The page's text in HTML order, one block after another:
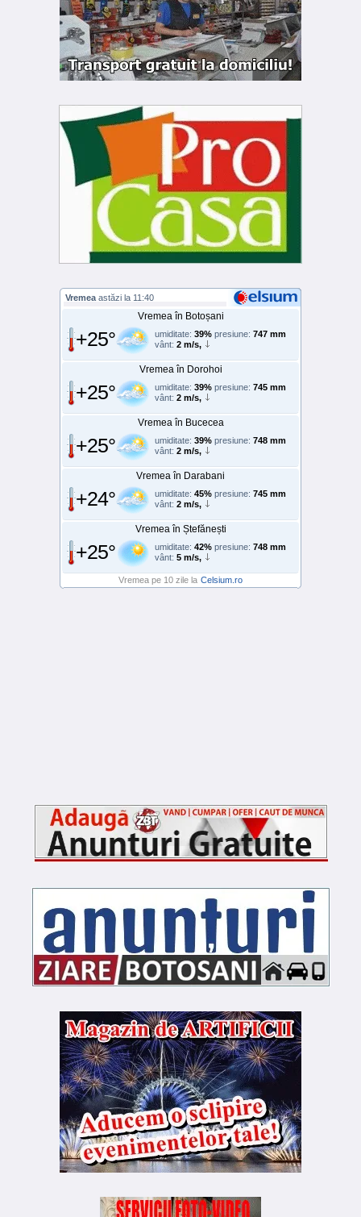
Vremea astăzi la 11:40
Vremea în Botoșani
+25° umiditate: 39% presiune: 747 mm
vânt: 2 m/s,
Vremea în Dorohoi
+25° umiditate: 39% presiune: 745 mm
vânt: 2 m/s,
Vremea în Bucecea
+25° umiditate: 39% presiune: 748 mm
vânt: 2 m/s,
Vremea în Darabani
+24° umiditate: 45% presiune: 745 mm
vânt: 2 m/s,
Vremea în Ștefănești
+25° umiditate: 42% presiune: 748 mm
vânt: 5 m/s,
Vremea pe 10 zile la Celsium.ro